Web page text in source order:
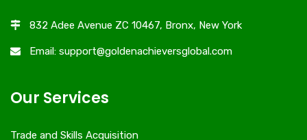
832 Adee Avenue ZC 10467, Bronx, New York
Email: support@goldenachieversglobal.com
Our Services
Trade and Skills Acquisition